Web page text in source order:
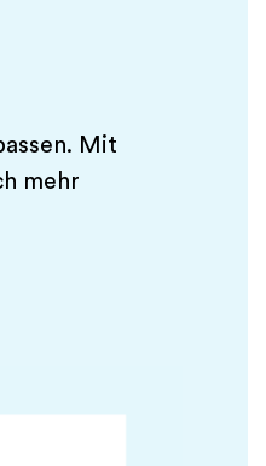
Mit
mehr